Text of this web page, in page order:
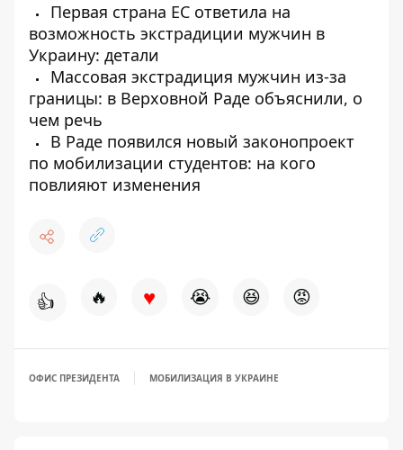
Первая страна ЕС ответила на
возможность экстрадиции мужчин в
Украину: детали
Массовая экстрадиция мужчин из-за
границы: в Верховной Раде объяснили, о
чем речь
В Раде появился новый законопроект
по мобилизации студентов: на кого
повлияют изменения
👍 🔥 ♥ 😭 😆 😡
ОФИС ПРЕЗИДЕНТА МОБИЛИЗАЦИЯ В УКРАИНЕ